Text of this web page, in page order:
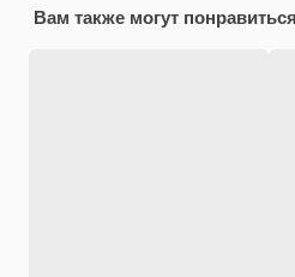
Вам также могут